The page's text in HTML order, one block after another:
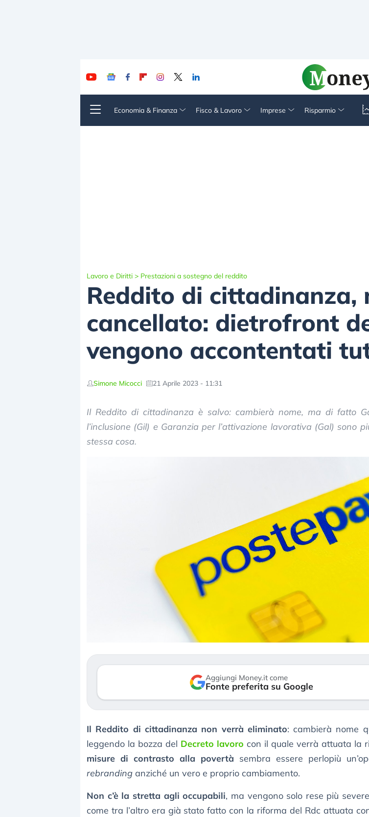
Economia & Finanza Fisco & Lavoro Imprese Risparmio
Lavoro e Diritti > Prestazioni a sostegno del reddito
Reddito di cittadinanza,
cancellato: dietrofront
vengono accontentati
Simone Micocci 21 Aprile 2023 - 11:31
Il Reddito di cittadinanza è salvo: cambierà nome, ma di fatto
l’inclusione (Gil) e Garanzia per l’attivazione lavorativa (Gal) sono
stessa cosa.
Aggiungi Money.it come
Fonte preferita su Google
Il Reddito di cittadinanza non verrà eliminato: cambierà nome
leggendo la bozza del Decreto lavoro con il quale verrà attuata la
misure di contrasto alla povertà sembra essere perlopiù
rebranding anziché un vero e proprio cambiamento.
Non c’è la stretta agli occupabili, ma vengono solo rese più
come tra l’altro era già stato fatto con la riforma del Rdc attuata
Dalle valutazioni estreme alla
correzione. Cosa sta guidando il
mostrando segni di stanchezza
verso le (…)
«La mia vita è rovinata». Investitori
in preda al panico dopo lo scoppio
della bolla AI
Kospi, mentre gli investitori retail (…)
30 luglio 2026